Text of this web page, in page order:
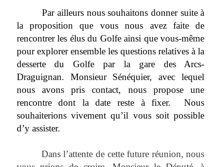
Par ailleurs nous souhaitons donner suite à
la proposition que vous nous avez faite de
rencontrer les élus du Golfe ainsi que vous-même
pour explorer ensemble les questions relatives à la
desserte du Golfe par la gare des Arcs-
Draguignan. Monsieur Sénéquier, avec lequel
nous avons pris contact, nous propose une
rencontre dont la date reste à fixer.
Nous
souhaiterions vivement qu’il vous soit possible
d’y assister.
Dans l’attente de cette future réunion, nous